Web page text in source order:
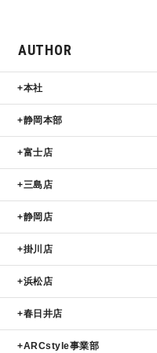
AUTHOR
本社
静岡本部
富士店
三島店
静岡店
掛川店
浜松店
春日井店
ARCstyle事業部